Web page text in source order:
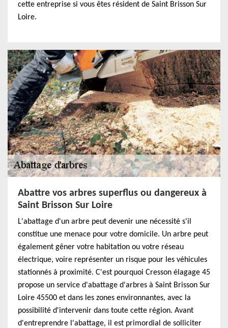
cette entreprise si vous êtes résident de Saint Brisson Sur
Loire.
Abattre vos arbres superflus ou dangereux à
Saint Brisson Sur Loire
L'abattage d'un arbre peut devenir une nécessité s'il
constitue une menace pour votre domicile. Un arbre peut
également gêner votre habitation ou votre réseau
électrique, voire représenter un risque pour les véhicules
stationnés à proximité. C'est pourquoi Cresson élagage 45
propose un service d'abattage d'arbres à Saint Brisson Sur
Loire 45500 et dans les zones environnantes, avec la
possibilité d'intervenir dans toute cette région. Avant
d'entreprendre l'abattage, il est primordial de solliciter